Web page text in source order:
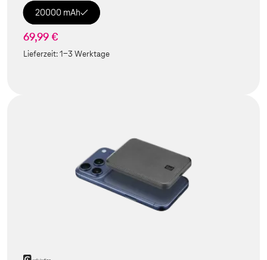
20000 mAh
69,99 €
Lieferzeit:1-3 Werktage